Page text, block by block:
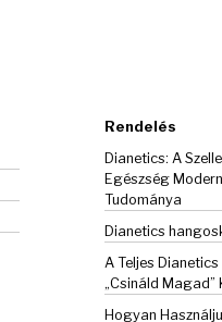
Rendelés
Dianetics: A
Egészség Modern
Tudománya
Dianetics
A Teljes Dianetics
„Csináld Magad”
Hogyan